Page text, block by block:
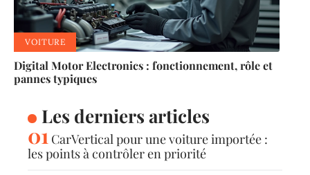
VOITURE
Digital Motor Electronics : fonctionnement, rôle et
pannes typiques
Les derniers articles
CarVertical pour une voiture importée :
les points à contrôler en priorité